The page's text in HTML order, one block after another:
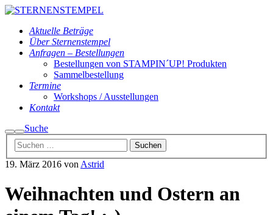
Aktuelle Beträge
Über Sternenstempel
Anfragen – Bestellungen
Bestellungen von STAMPIN´UP! Produkten
Sammelbestellung
Termine
Workshops / Ausstellungen
Kontakt
Suchen
Hauptmenü
Suche
19. März 2016 von Astrid
Weihnachten und Ostern an